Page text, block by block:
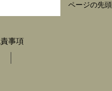
ページの先
事項